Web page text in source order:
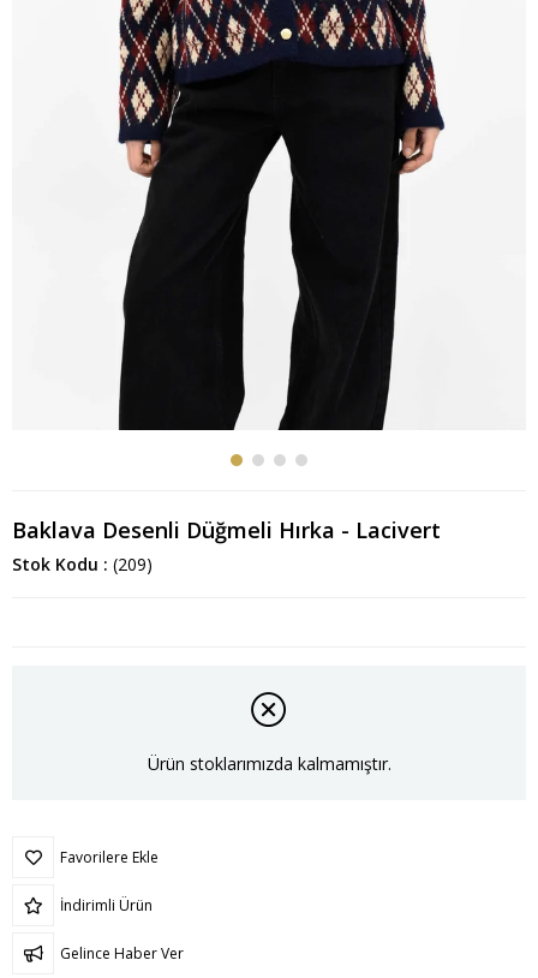
Baklava Desenli Düğmeli Hırka - Lacivert
Stok Kodu (209)
Ürün stoklarımızda kalmamıştır.
Favorilere Ekle
İndirimli Ürün
Gelince Haber Ver